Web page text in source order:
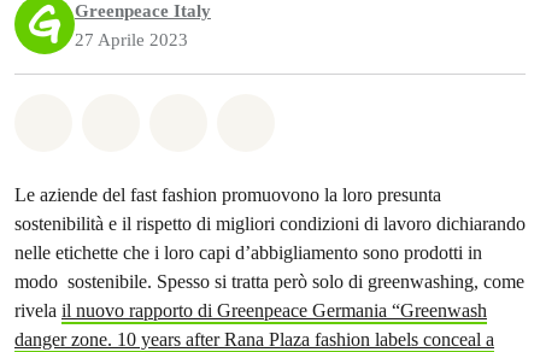
Greenpeace Italy
27 Aprile 2023
Le aziende del fast fashion promuovono la loro presunta
sostenibilità e il rispetto di migliori condizioni di lavoro dichiarando
nelle etichette che i loro capi d’abbigliamento sono prodotti in
modo sostenibile. Spesso si tratta però solo di greenwashing, come
rivela il nuovo rapporto di Greenpeace Germania “Greenwash
danger zone. 10 years after Rana Plaza fashion labels conceal a